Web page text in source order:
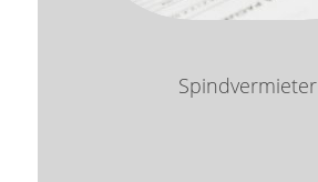
Spindvermieter